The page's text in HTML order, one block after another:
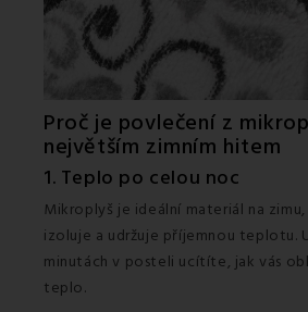
Proč je povlečení z
největším zimním hitem
1. Teplo po celou noc
Mikroplyš je ideální materiál na
izoluje a udržuje příjemnou teplotu.
minutách v posteli ucítíte, jak vás
teplo.